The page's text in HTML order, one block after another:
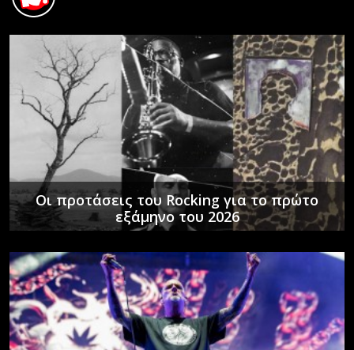
Οι προτάσεις του Rocking για το πρώτο
εξάμηνο του 2026